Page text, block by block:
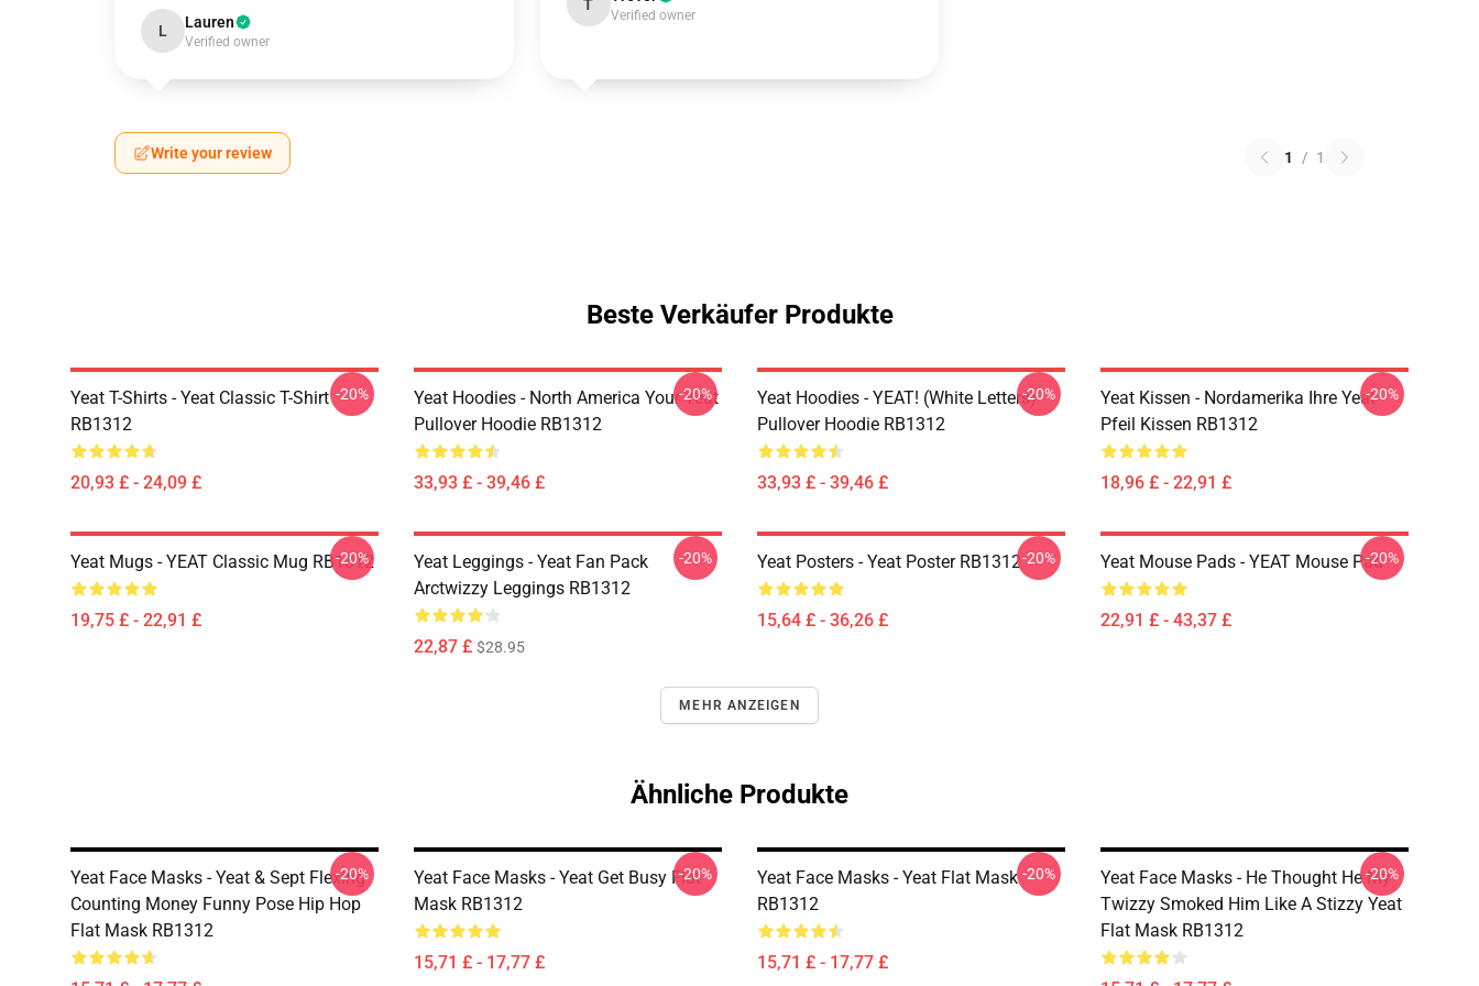
L Lauren
Verified owner
T
Verified owner
Write your review 1 / 1
Beste Verkäufer Produkte
Yeat T-Shirts - Yeat Classic T-Shirt
RB1312
20,93 £ - 24,09 £
-20%
Yeat Hoodies - North America Your Yeat
Pullover Hoodie RB1312
33,93 £ - 39,46 £
-20%
Yeat Hoodies - YEAT! (white Letters)
Pullover Hoodie RB1312
33,93 £ - 39,46 £
-20%
Yeat Kissen - Nordamerika Ihre Yeat
Pfeil Kissen RB1312
18,96 £ - 22,91 £
-20%
Yeat Mugs - YEAT Classic Mug RB1312
19,75 £ - 22,91 £
-20%
Yeat Leggings - Yeat Fan Pack
Arctwizzy Leggings RB1312
22,87 £ $28.95
-20% Yeat Posters - Yeat Poster RB1312
15,64 £ - 36,26 £
-20% Yeat Mouse Pads - YEAT Mouse Pad
22,91 £ - 43,37 £
-20%
MEHR ANZEIGEN
Ähnliche Produkte
Yeat Face Masks - Yeat & Sept Flexing
Counting Money Funny Pose Hip Hop
Flat Mask RB1312
-20%
Yeat Face Masks - Yeat Get Busy Flat
Mask RB1312
15,71 £ - 17,77 £
-20%
Yeat Face Masks - Yeat Flat Mask
RB1312
15,71 £ - 17,77 £
-20%
Yeat Face Masks - He Thought He My
Twizzy Smoked Him Like A Stizzy Yeat
Flat Mask RB1312
-20%